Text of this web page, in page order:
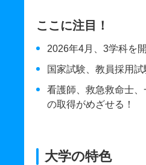
ここに注目！
2026年4月、3学科を
国家試験、教員採用
看護師、救急救命士
の取得がめざせる！
大学の特色